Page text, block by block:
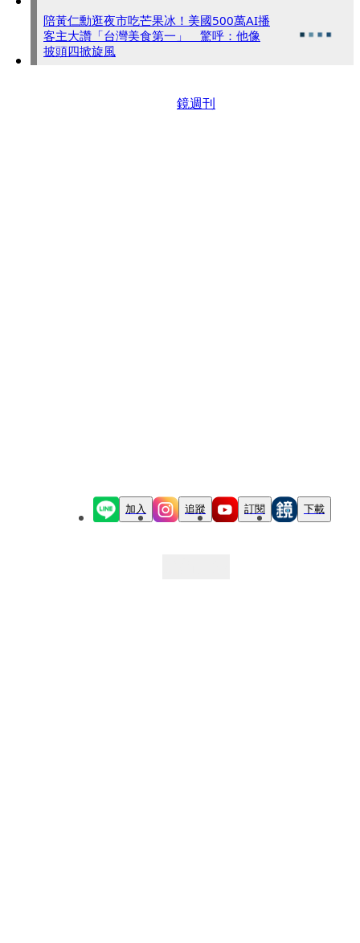
陪黃仁勳逛夜市吃芒果冰！美國500萬AI播
客主大讚「台灣美食第一」 驚呼：他像
披頭四掀旋風
鏡週刊
加入 追蹤 訂閱 下載